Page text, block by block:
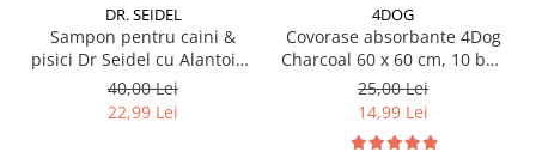
DR. SEIDEL
Sampon pentru caini &
pisici Dr Seidel cu Alantoina
220 ml
40,00 Lei
22,99 Lei
4DOG
Covorase absorbante 4Dog
Charcoal 60 x 60 cm, 10 buc
/ pachet
25,00 Lei
14,99 Lei